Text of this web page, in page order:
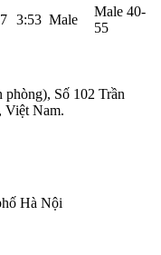
3:53 Male
Male 40-
55
Số 102 Trần
Việt Nam.
Hà Nội